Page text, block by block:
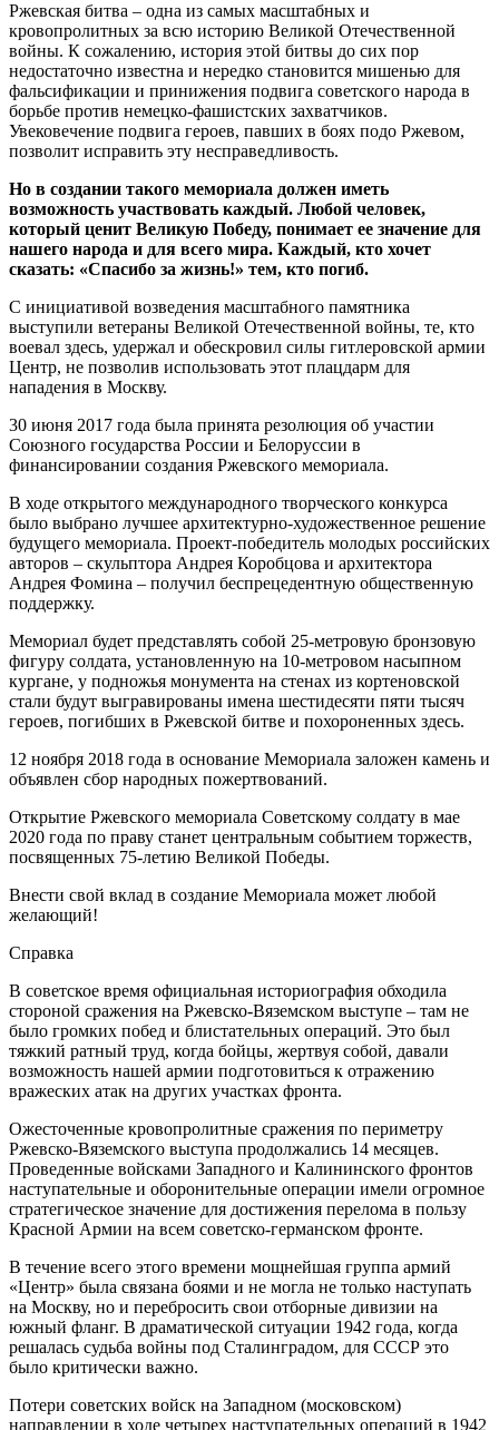
Ржевская битва – одна из самых масштабных и
кровопролитных за всю историю Великой Отечественной
войны. К сожалению, история этой битвы до сих пор
недостаточно известна и нередко становится мишенью для
фальсификации и принижения подвига советского народа в
борьбе против немецко-фашистских захватчиков.
Увековечение подвига героев, павших в боях подо Ржевом,
позволит исправить эту несправедливость.
Но в создании такого мемориала должен иметь
возможность участвовать каждый. Любой человек,
который ценит Великую Победу, понимает ее значение для
нашего народа и для всего мира. Каждый, кто хочет
сказать: «Спасибо за жизнь!» тем, кто погиб.
С инициативой возведения масштабного памятника
выступили ветераны Великой Отечественной войны, те, кто
воевал здесь, удержал и обескровил силы гитлеровской армии
Центр, не позволив использовать этот плацдарм для
нападения в Москву.
30 июня 2017 года была принята резолюция об участии
Союзного государства России и Белоруссии в
финансировании создания Ржевского мемориала.
В ходе открытого международного творческого конкурса
было выбрано лучшее архитектурно-художественное решение
будущего мемориала. Проект-победитель молодых российских
авторов – скульптора Андрея Коробцова и архитектора
Андрея Фомина – получил беспрецедентную общественную
поддержку.
Мемориал будет представлять собой 25-метровую бронзовую
фигуру солдата, установленную на 10-метровом насыпном
кургане, у подножья монумента на стенах из кортеновской
стали будут выгравированы имена шестидесяти пяти тысяч
героев, погибших в Ржевской битве и похороненных здесь.
12 ноября 2018 года в основание Мемориала заложен камень и
объявлен сбор народных пожертвований.
Открытие Ржевского мемориала Советскому солдату в мае
2020 года по праву станет центральным событием торжеств,
посвященных 75-летию Великой Победы.
Внести свой вклад в создание Мемориала может любой
желающий!
Справка
В советское время официальная историография обходила
стороной сражения на Ржевско-Вяземском выступе – там не
было громких побед и блистательных операций. Это был
тяжкий ратный труд, когда бойцы, жертвуя собой, давали
возможность нашей армии подготовиться к отражению
вражеских атак на других участках фронта.
Ожесточенные кровопролитные сражения по периметру
Ржевско-Вяземского выступа продолжались 14 месяцев.
Проведенные войсками Западного и Калининского фронтов
наступательные и оборонительные операции имели огромное
стратегическое значение для достижения перелома в пользу
Красной Армии на всем советско-германском фронте.
В течение всего этого времени мощнейшая группа армий
«Центр» была связана боями и не могла не только наступать
на Москву, но и перебросить свои отборные дивизии на
южный фланг. В драматической ситуации 1942 года, когда
решалась судьба войны под Сталинградом, для СССР это
было критически важно.
Потери советских войск на Западном (московском)
направлении в ходе четырех наступательных операций в 1942